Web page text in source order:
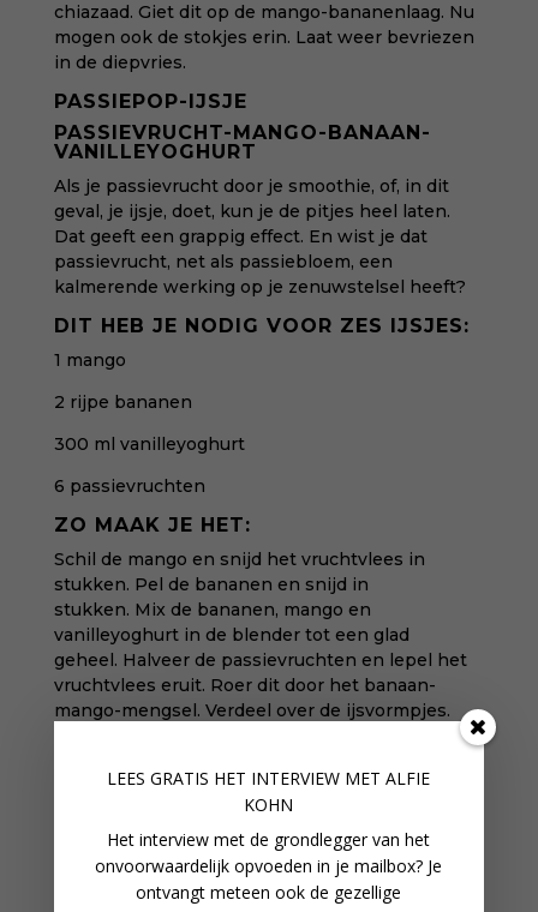
chiazaad. Giet dit op de mango-bananenlaag. Nu
mogen ook de stokjes erin. Laat weer bevriezen
in de diepvries.
PASSIEPOP-IJSJE
PASSIEVRUCHT-MANGO-BANAAN-
VANILLEYOGHURT
Als je passievrucht door je smoothie, of, in dit
geval, je ijsje, doet, kun je de pitjes heel laten.
Dat geeft een grappig effect. En wist je dat
passievrucht, net als passiebloem, een
kalmerende werking op je zenuwstelsel heeft?
DIT HEB JE NODIG VOOR ZES IJSJES:
1 mango
2 rijpe bananen
300 ml vanilleyoghurt
6 passievruchten
ZO MAAK JE HET:
Schil de mango en snijd het vruchtvlees in
stukken. Pel de bananen en snijd in
stukken. Mix de bananen, mango en
vanilleyoghurt in de blender tot een glad
geheel. Halveer de passievruchten en lepel het
vruchtvlees eruit. Roer dit door het banaan-
mango-mengsel. Verdeel over de ijsvormpjes.
MEER LEZEN:
Deze smoothies verschenen eerder in het boek
Zomersmoothies, van Drees Koren
LEES GRATIS HET INTERVIEW MET ALFIE
KOHN
Het interview met de grondlegger van het
onvoorwaardelijk opvoeden in je mailbox? Je
ontvangt meteen ook de gezellige